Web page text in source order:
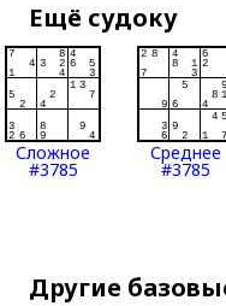
Ещё судоку
Сложное
#3785
Среднее
#3785
Другие